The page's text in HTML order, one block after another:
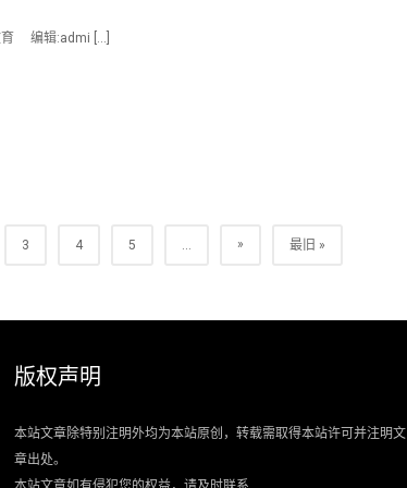
育 编辑:admi […]
3 4 5 ... » 最旧 »
版权声明
本站文章除特别注明外均为本站原创，转载需取得本站许可并注明文
章出处。